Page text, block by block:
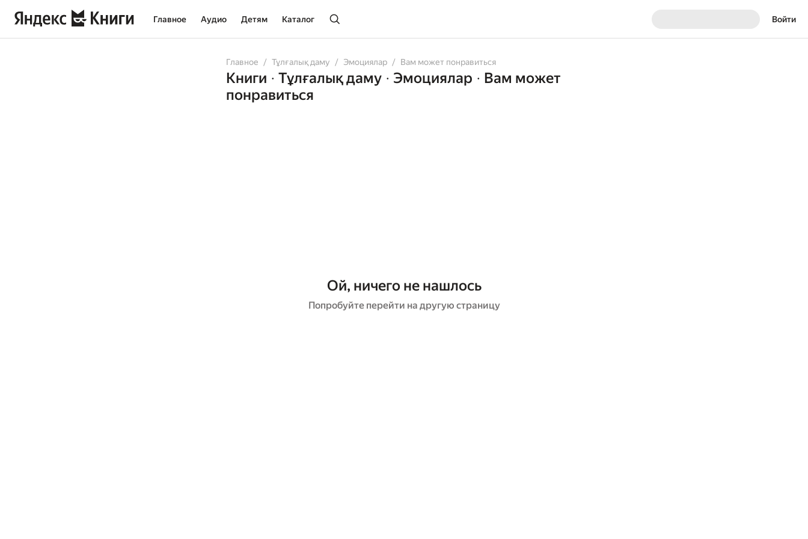
Главное Аудио Детям Каталог Войти
Главное Тұлғалық даму Эмоциялар Вам может понравиться
Книги • Тұлғалық даму • Эмоциялар •
Вам может
понравиться
Ой, ничего не нашлось
Попробуйте перейти на другую страницу